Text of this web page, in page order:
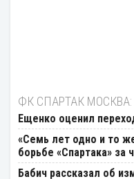
ФК СПАРТАК
Ещенко оценил
«Семь лет одно и то
борьбе «Спартака» за
Бабич рассказал об